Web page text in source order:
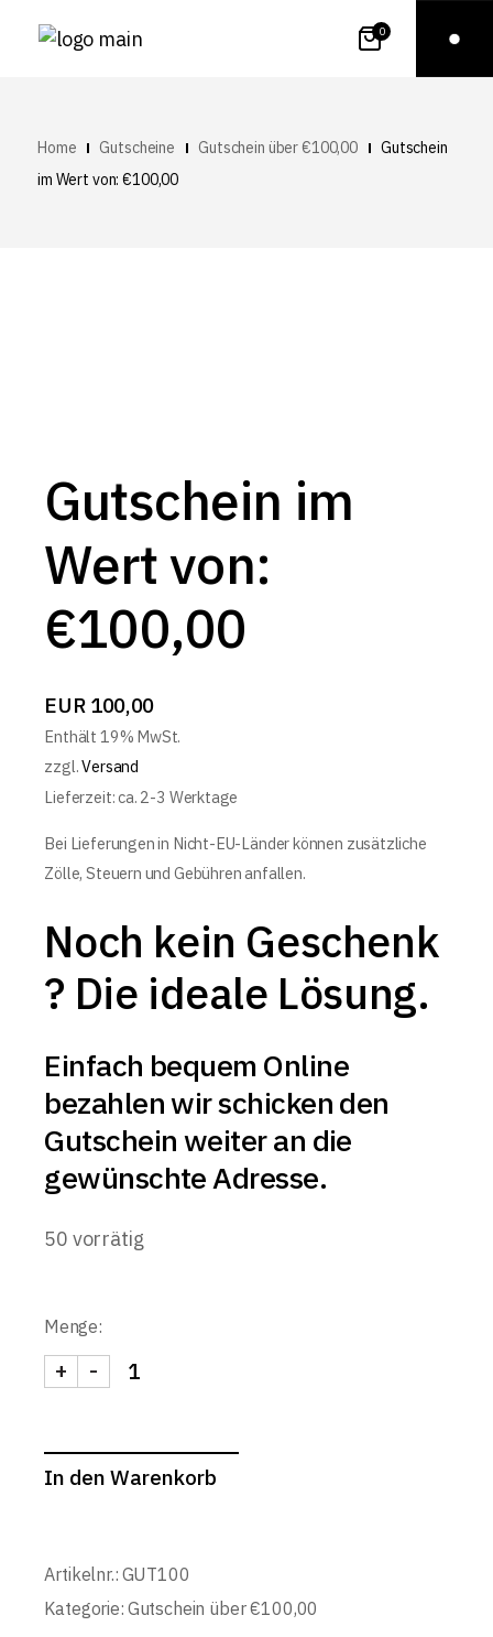
0
Home Gutscheine Gutschein über €100,00
Gutschein
im Wert von: €100,00
Gutschein im
Wert von:
€100,00
EUR 100,00
Enthält 19% MwSt.
zzgl.Versand
Lieferzeit: ca. 2-3 Werktage
Bei Lieferungen in Nicht-EU-Länder können zusätzliche
Zölle, Steuern und Gebühren anfallen.
Noch kein Geschenk
? Die ideale Lösung.
Einfach bequem Online
bezahlen wir schicken den
Gutschein weiter an die
gewünschte Adresse.
50 vorrätig
Menge:
Gutschein im Wert von: €100,00 quantity
-
+
In den Warenkorb
Artikelnr.: GUT100
Kategorie: Gutschein über €100,00